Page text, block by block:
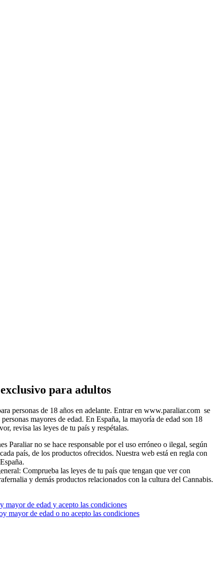
para adultos
personas de 18 años en adelante. Entrar en www.paraliar.com se
personas mayores de edad. En España, la mayoría de edad son 18
revisa las leyes de tu país y respétalas.
Paraliar no se hace responsable por el uso erróneo o ilegal, según
país, de los productos ofrecidos. Nuestra web está en regla con
Comprueba las leyes de tu país que tengan que ver con
y demás productos relacionados con la cultura del Cannabis.
mayor de edad y acepto las condiciones
mayor de edad o no acepto las condiciones